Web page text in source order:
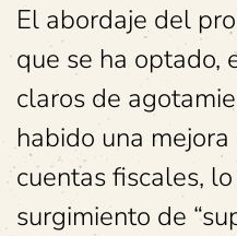
El abordaje del
que se ha optado,
claros de
habido una
cuentas fiscales,
surgimiento de